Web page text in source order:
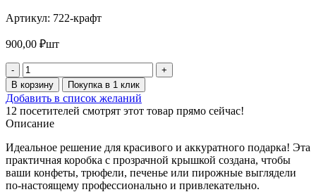
Артикул: 722-крафт
900,00 ₽шт
Количество
товара
Коробка
для
конфет
с
пластиковой
крышкой
200*200*30
мм
В корзину Покупка в 1 клик
Добавить в список желаний
12 посетителей смотрят этот товар прямо сейчас!
Описание
Идеальное решение для красивого и аккуратного подарка! Эта
практичная коробка с прозрачной крышкой создана, чтобы
ваши конфеты, трюфели, печенье или пирожные выглядели
по-настоящему профессионально и привлекательно.